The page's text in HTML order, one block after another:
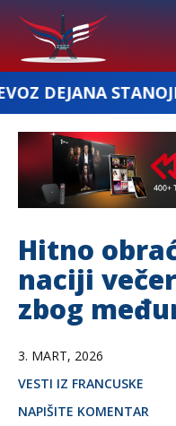
STANOJEVIĆA:
Hitno
naciji
zbog
3. MART, 2026
VESTI IZ FRANCUSKE
NAPIŠITE KOMENTAR